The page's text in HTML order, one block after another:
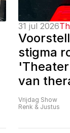
31 jul 2026
stigma
van
Vrijdag Show
Renk & Justus